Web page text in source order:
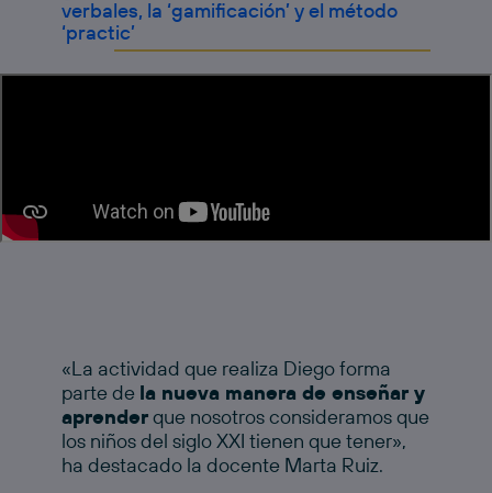
verbales, la ‘gamificación’ y el método
‘practic’
«La actividad que realiza Diego forma
parte de la nueva manera de enseñar y
aprenderque nosotros consideramos que
los niños del siglo XXI tienen que tener»,
ha destacado la docente Marta Ruiz.